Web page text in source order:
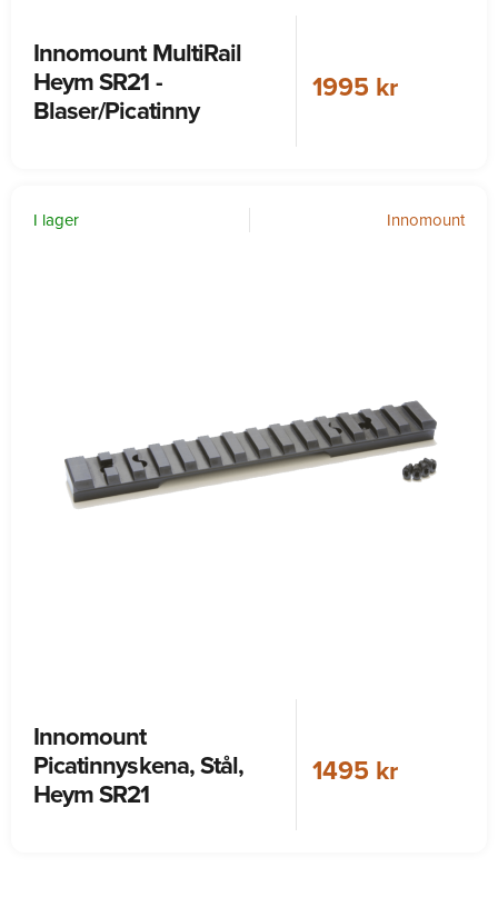
Innomount MultiRail
Heym SR21 -
Blaser/Picatinny
1995 kr
I lager Innomount
Innomount
Picatinnyskena, Stål,
Heym SR21
1495 kr